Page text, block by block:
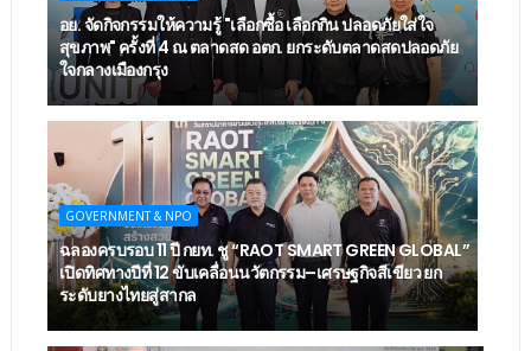
อย. จัดกิจกรรมให้ความรู้ "เลือกซื้อ เลือกกิน ปลอดภัยใส่ใจ
สุขภาพ" ครั้งที่ 4 ณ ตลาดสด อตก. ยกระดับตลาดสดปลอดภัย
ใจกลางเมืองกรุง
GOVERNMENT & NPO
ฉลองครบรอบ 11 ปี กยท. ชู “RAOT SMART GREEN GLOBAL”
เปิดทิศทางปีที่ 12 ขับเคลื่อนนวัตกรรม–เศรษฐกิจสีเขียว ยก
ระดับยางไทยสู่สากล